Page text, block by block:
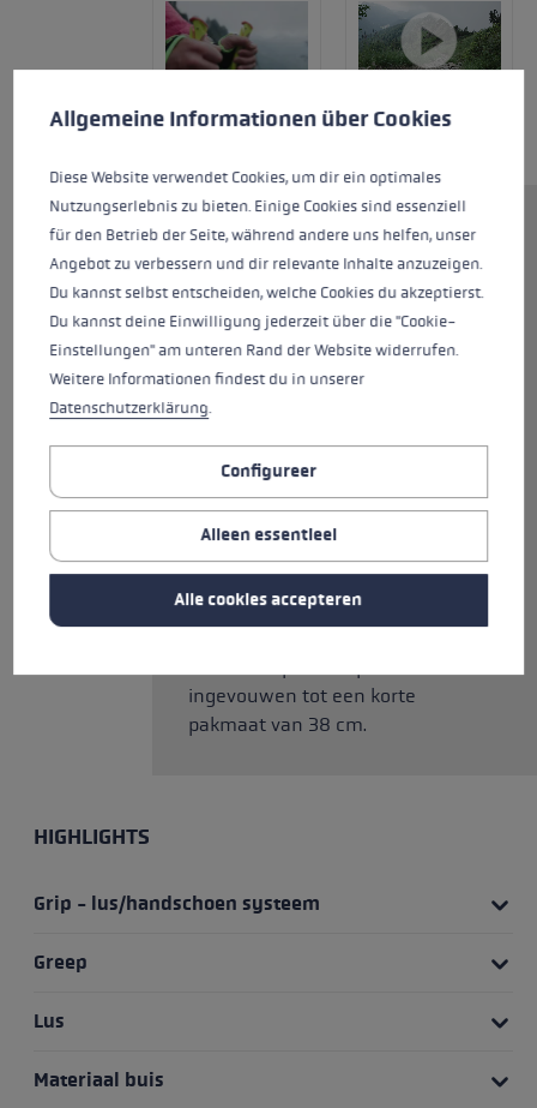
De Evotrail FX.One TA is een
stabiele Trail Running stok voor
alle behoeften en maakt indruk
met zijn vele details. De zeer
sterke aluminium schacht heeft
een kurken grip en Trigger Shark
2.0. Hierdoor kan de strap snel
geklikt. De strap houdt de hand
stevig op de stok bevestigd. Als
alternatief voor de strap kan ook
handschoen worden gebruikt.
Dankzij het Push Button Release
ingevouwen tot een korte
pakmaat van 38 cm.
HIGHLIGHTS
Grip - lus/handschoen systeem
Greep
Lus
Materiaal buis
Allgemeine Informationen über Cookies
Diese Website verwendet Cookies, um dir ein optimales
Nutzungserlebnis zu bieten. Einige Cookies sind essenziell
für den Betrieb der Seite, während andere uns helfen, unser
Angebot zu verbessern und dir relevante Inhalte anzuzeigen.
Du kannst selbst entscheiden, welche Cookies du akzeptierst.
Du kannst deine Einwilligung jederzeit über die "Cookie-
Einstellungen" am unteren Rand der Website widerrufen.
Weitere Informationen findest du in unserer
Datenschutzerklärung.
Configureer
Alleen essentieel
Alle cookies accepteren